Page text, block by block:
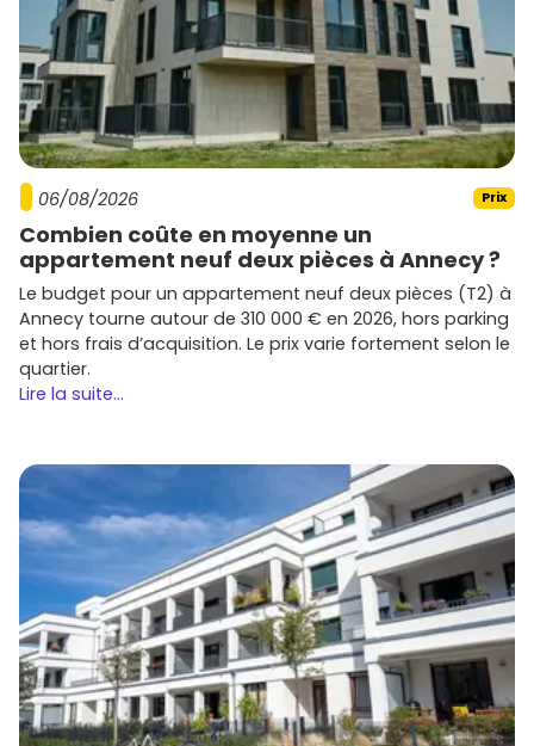
06/08/2026 Prix
Combien coûte en moyenne un
appartement neuf deux pièces à Annecy ?
Le budget pour un appartement neuf deux pièces (T2) à
Annecy tourne autour de 310 000 € en 2026, hors parking
et hors frais d’acquisition. Le prix varie fortement selon le
quartier.
Lire la suite...